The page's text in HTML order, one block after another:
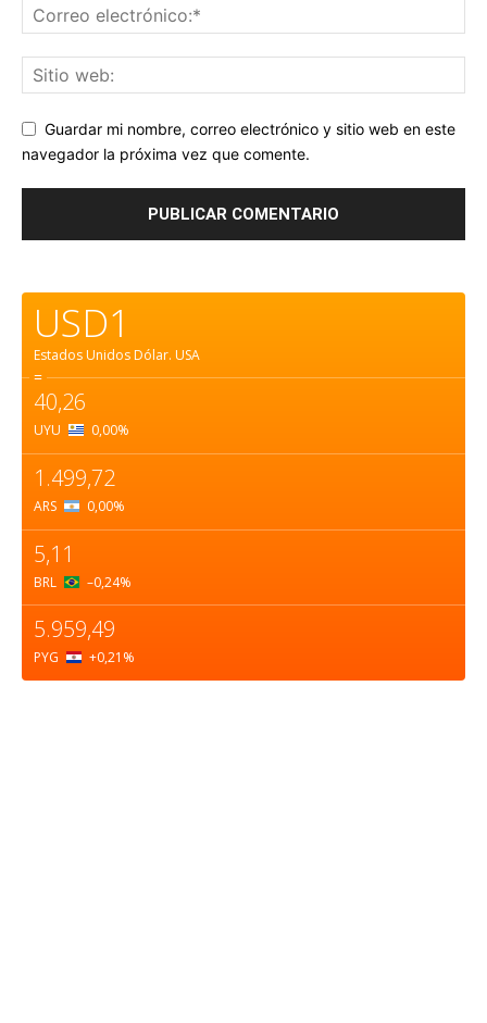
Guardar mi nombre, correo electrónico y sitio web en este
navegador la próxima vez que comente.
USD1
Estados Unidos Dólar. USA
=
40,26
UYU 0,00%
1.499,72
ARS 0,00%
5,11
BRL –0,24%
5.959,49
PYG +0,21 %